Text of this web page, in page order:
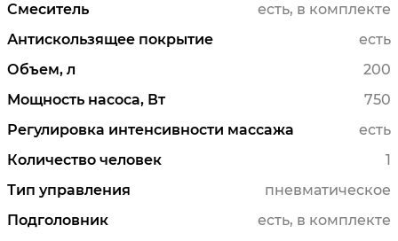
Смеситель
есть, в комплекте
Антискользящее покрытие
есть
Объем, л
200
Мощность насоса, Вт
750
Регулировка интенсивности массажа
есть
Количество человек
1
Тип управления
пневматическое
Подголовник
есть, в комплекте